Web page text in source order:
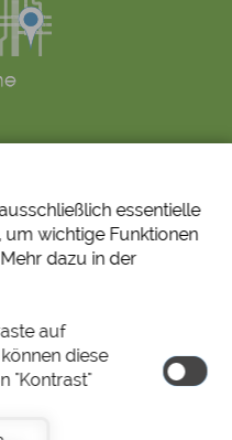
Ruf den Bürgermeister
© 2026 by
essentielle
um wichtige Funktionen
dazu in der
auf
diese
"Kontrast"